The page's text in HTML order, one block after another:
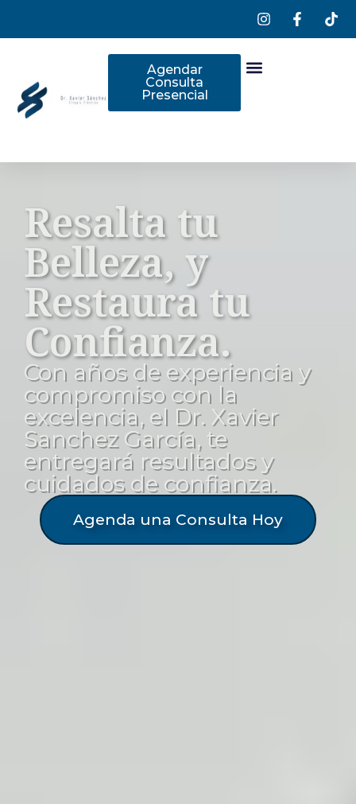
Agendar
Consulta
Presencial
Resalta tu
Belleza, y
Restaura tu
Confianza.
Con años de experiencia y
compromiso con la
excelencia, el Dr. Xavier
Sanchez García, te
entregará resultados y
cuidados de confianza.
Agenda una Consulta Hoy